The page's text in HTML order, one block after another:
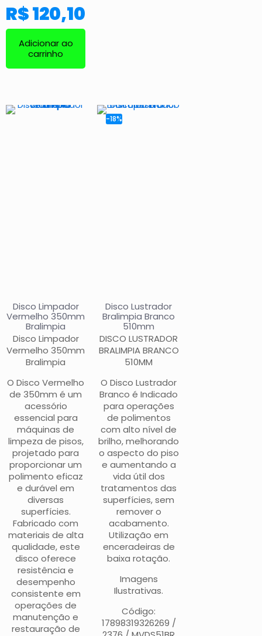
R$120,10
Adicionar ao
carrinho
Disco Limpador
Vermelho 350mm
Bralimpia
Disco Limpador
Vermelho 350mm
Bralimpia
O Disco Vermelho
de 350mm é um
acessório
essencial para
máquinas de
limpeza de pisos,
projetado para
proporcionar um
polimento eficaz
e durável em
diversas
superfícies.
Fabricado com
materiais de alta
qualidade, este
disco oferece
resistência e
desempenho
consistente em
operações de
manutenção e
restauração de
-18%
Disco Lustrador
Bralimpia Branco
510mm
DISCO LUSTRADOR
BRALIMPIA BRANCO
510MM
O Disco Lustrador
Branco é Indicado
para operações
de polimentos
com alto nível de
brilho, melhorando
o aspecto do piso
e aumentando a
vida útil dos
tratamentos das
superfícies, sem
remover o
acabamento.
Utilização em
enceradeiras de
baixa rotação.
Imagens
Ilustrativas.
Código:
17898319326269 /